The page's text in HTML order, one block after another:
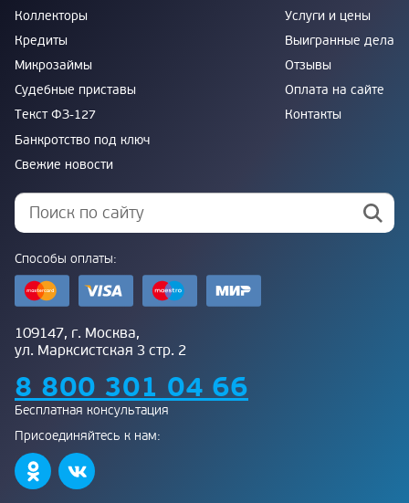
Коллекторы
Кредиты
Микрозаймы
Судебные приставы
Текст ФЗ-127
Банкротство под ключ
Свежие новости
Услуги и цены
Выигранные дела
Отзывы
Оплата на сайте
Контакты
Способы оплаты:
109147, г. Москва,
ул. Марксистская 3 стр. 2
8 800 301 04 66
Бесплатная консультация
Присоединяйтесь к нам: